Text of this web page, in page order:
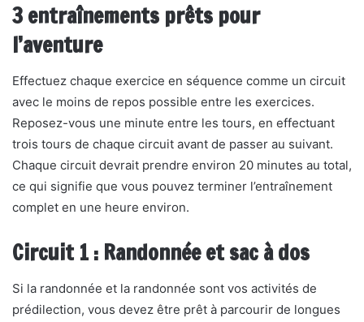
3 entraînements prêts pour
l’aventure
Effectuez chaque exercice en séquence comme un circuit
avec le moins de repos possible entre les exercices.
Reposez-vous une minute entre les tours, en effectuant
trois tours de chaque circuit avant de passer au suivant.
Chaque circuit devrait prendre environ 20 minutes au total,
ce qui signifie que vous pouvez terminer l’entraînement
complet en une heure environ.
Circuit 1 : Randonnée et sac à dos
Si la randonnée et la randonnée sont vos activités de
prédilection, vous devez être prêt à parcourir de longues